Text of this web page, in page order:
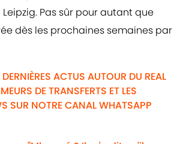
Leipzig. Pas sûr pour autant que
dès les prochaines semaines par
DERNIÈRES ACTUS AUTOUR DU REAL
DE TRANSFERTS ET LES
SUR NOTRE CANAL WHATSAPP